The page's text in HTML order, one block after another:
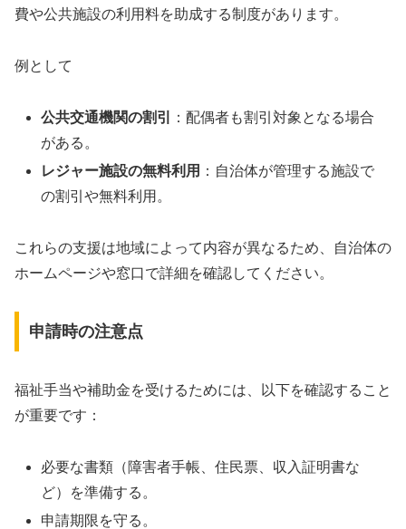
費や公共施設の利用料を助成する制度があります。
例として
公共交通機関の割引
：配偶者も割引対象となる場合
がある。
レジャー施設の無料利用 ：自治体が管理する施設で
の割引や無料利用。
これらの支援は地域によって内容が異なるため、自治体の
ホームページや窓口で詳細を確認してください。
申請時の注意点
福祉手当や補助金を受けるためには、以下を確認すること
が重要です：
必要な書類（障害者手帳、住民票、収入証明書な
ど）を準備する。
申請期限を守る。